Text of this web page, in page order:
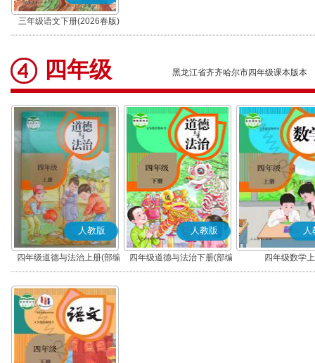
三年级语文下册(2026春版)
(部编版)
四年级 黑龙江省齐齐哈尔市四年级课本版本
人教版
四年级道德与法治上册(部编
版)
人教版
四年级道德与法治下册(部编
版)
人
四年级数学